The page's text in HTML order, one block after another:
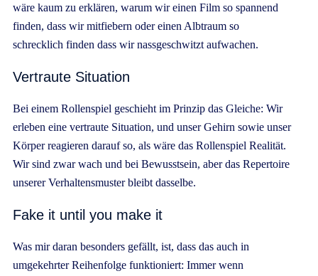
wäre kaum zu erklären, warum wir einen Film so spannend
finden, dass wir mitfiebern oder einen Albtraum so
schrecklich finden dass wir nassgeschwitzt aufwachen.
Vertraute Situation
Bei einem Rollenspiel geschieht im Prinzip das Gleiche: Wir
erleben eine vertraute Situation, und unser Gehirn sowie unser
Körper reagieren darauf so, als wäre das Rollenspiel Realität.
Wir sind zwar wach und bei Bewusstsein, aber das Repertoire
unserer Verhaltensmuster bleibt dasselbe.
Fake it until you make it
Was mir daran besonders gefällt, ist, dass das auch in
umgekehrter Reihenfolge funktioniert: Immer wenn